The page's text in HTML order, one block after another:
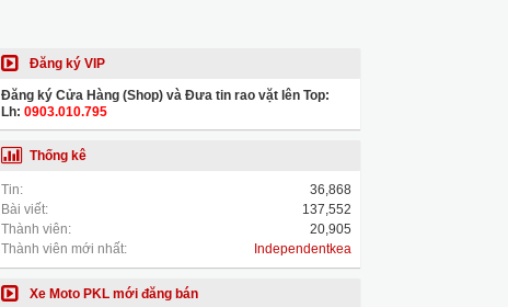
Đăng ký VIP
Đăng ký Cửa Hàng (Shop) và Đưa tin rao vặt lên Top:
Lh: 0903.010.795
Thống kê
Tin:
36,868
Bài viết:
137,552
Thành viên:
20,905
Thành viên mới nhất:
Independentkea
Xe Moto PKL mới đăng bán